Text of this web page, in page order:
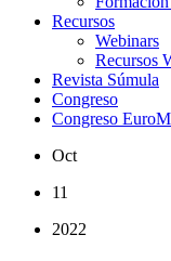
Recursos
Webinars
Recursos
Revista Súmula
Congreso
Congreso
Oct
11
2022